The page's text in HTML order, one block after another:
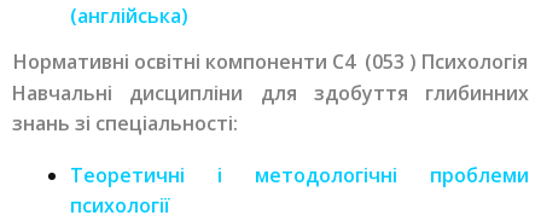
(англійська)
Нормативні освітні компоненти C4 (053 ) Психологія
Навчальні дисципліни для здобуття глибинних
знань зі спеціальності:
Теоретичні і методологічні проблеми
психології